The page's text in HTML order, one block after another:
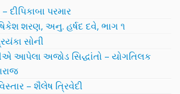
પરમાર
શરણ, અનુ. હર્ષદ દવે, ભાગ ૧
સોની
આપેલા અજોડ સિદ્ધાંતો – યોગતિલક
– શૈલેષ ત્રિવેદી